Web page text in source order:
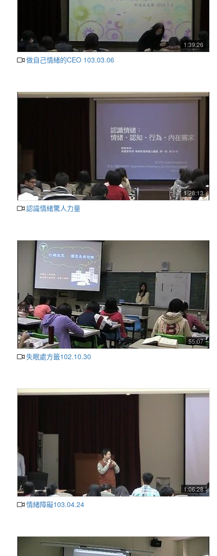
1:39:26
做自己情緒的CEO 103.03.06
1:28:13
認識情緒驚人力量
55:07
失眠處方籤102.10.30
1:06:28
情緒障礙103.04.24